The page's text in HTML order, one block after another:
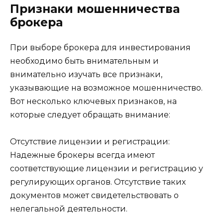
Признаки мошенничества
брокера
При выборе брокера для инвестирования
необходимо быть внимательным и
внимательно изучать все признаки,
указывающие на возможное мошенничество.
Вот несколько ключевых признаков, на
которые следует обращать внимание:
Отсутствие лицензии и регистрации:
Надежные брокеры всегда имеют
соответствующие лицензии и регистрацию у
регулирующих органов. Отсутствие таких
документов может свидетельствовать о
нелегальной деятельности.